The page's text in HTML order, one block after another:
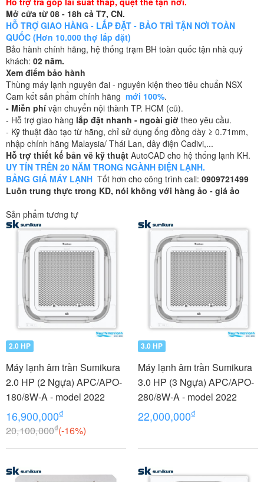
Mở cửa từ 08 - 18h cả T7, CN.
HỖ TRỢ GIAO HÀNG - LẮP ĐẶT - BẢO TRÌ TẬN NƠI TOÀN
QUỐC (Hơn 10.000 thợ lắp đặt)
Bảo hành chính hãng, hệ thống trạm BH toàn quốc tận nhà quý
khách: 02 năm.
Xem điểm bảo hành
Thùng máy lạnh nguyên đai - nguyên kiện theo tiêu chuẩn NSX
Cam kết sản phẩm chính hãng mới 100%.
- Miễn phí vận chuyển nội thành TP. HCM (cũ).
- Hỗ trợ giao hàng lắp đặt nhanh - ngoài giờ theo yêu cầu.
- Kỹ thuật đào tạo từ hãng, chỉ sử dụng ống đồng dày ≥ 0.71mm,
nhập chính hãng Malaysia/ Thái Lan, dây điện Cadivi,...
Hỗ trợ thiết kế bản vẽ kỹ thuật AutoCAD cho hệ thống lạnh KH.
UY TÍN TRÊN 20 NĂM TRONG NGÀNH ĐIỆN LẠNH.
BẢNG GIÁ MÁY LẠNH Tốt hơn cho công trình call: 0909721499
Luôn trung thực trong KD, nói không với hàng ảo - giá ảo
Sản phẩm tương tự
2.0 HP
Máy lạnh âm trần Sumikura
2.0 HP (2 Ngựa) APC/APO-
180/8W-A - model 2022
16,900,000₫
20,100,000₫(-16%)
3.0 HP
Máy lạnh âm trần Sumikura
3.0 HP (3 Ngựa) APC/APO-
280/8W-A - model 2022
22,000,000₫